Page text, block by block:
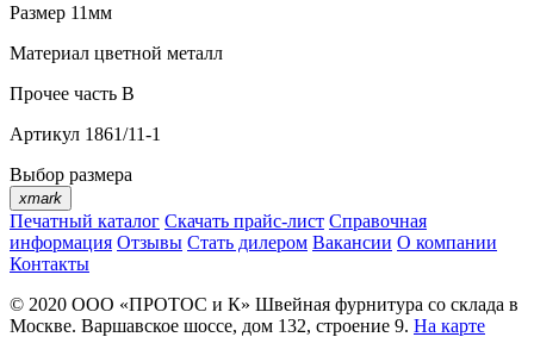
Размер 11мм
Материал цветной металл
Прочее часть В
Артикул 1861/11-1
Выбор размера
xmark
Печатный каталог Скачать прайс-лист Справочная
информация Отзывы Стать дилером Вакансии О компании
Контакты
© 2020 ООО «ПРОТОС и К» Швейная фурнитура со склада в
Москве. Варшавское шоссе, дом 132, строение 9. На карте